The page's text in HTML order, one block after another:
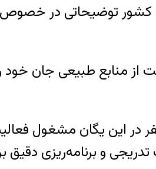
کشور توضیحاتی در خصوص
از محیط‌بانان در راه حفاظت از
اشاره به ظرفیت ساختاری یگان حفاظت اعلام کرد: